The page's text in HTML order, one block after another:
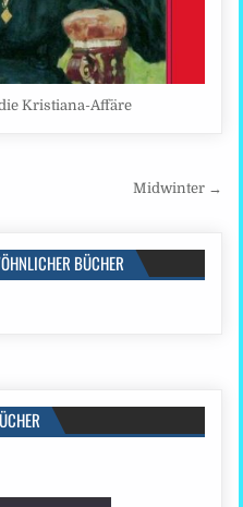
Kristiana-Affäre
Midwinter →
BÜCHER